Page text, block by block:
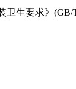
生要求》(GB/